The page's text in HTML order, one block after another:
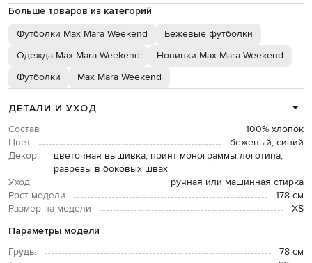
Больше товаров из категорий
Футболки Max Mara Weekend
Бежевые футболки
Одежда Max Mara Weekend
Новинки Max Mara Weekend
Футболки
Max Mara Weekend
ДЕТАЛИ И УХОД
Состав
100% хлопок
Цвет
бежевый, синий
Декор
цветочная вышивка, принт монограммы логотипа,
разрезы в боковых швах
Уход
ручная или машинная стирка
Рост модели
178 см
Размер на модели
XS
Параметры модели
Грудь:
78 см